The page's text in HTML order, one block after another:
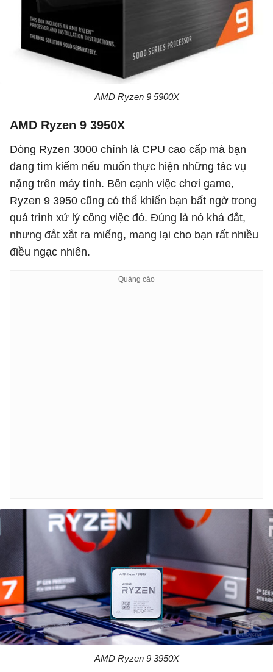
AMD Ryzen 9 5900X
AMD Ryzen 9 3950X
Dòng Ryzen 3000 chính là CPU cao cấp mà bạn
đang tìm kiếm nếu muốn thực hiện những tác vụ
nặng trên máy tính. Bên cạnh việc chơi game,
Ryzen 9 3950 cũng có thể khiến bạn bất ngờ trong
quá trình xử lý công việc đó. Đúng là nó khá đắt,
nhưng đắt xắt ra miếng, mang lại cho bạn rất nhiều
điều ngạc nhiên.
AMD Ryzen 9 3950X